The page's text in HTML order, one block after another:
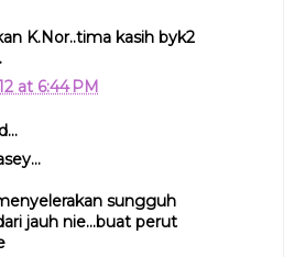
K.Nor..tima kasih byk2
at 6:44 PM
sungguh
jauh nie...buat perut